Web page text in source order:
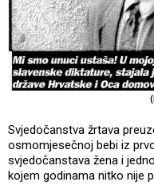
Svjedočanstva žrtava
osmomjesečnoj bebi iz
svjedočanstava žena i
kojem godinama nitko nije